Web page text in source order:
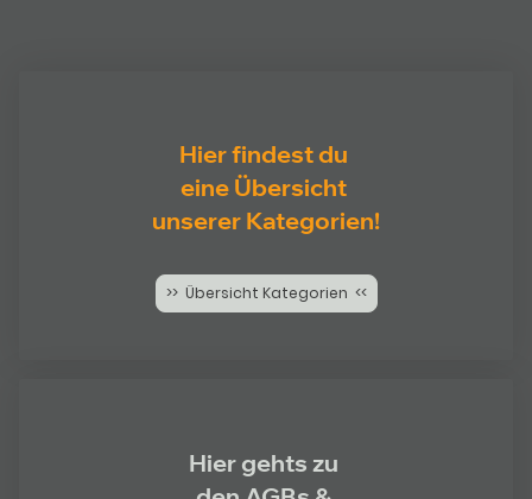
Hier findest du
eine Übersicht
unserer Kategorien!
>> Übersicht Kategorien <<
Hier gehts zu